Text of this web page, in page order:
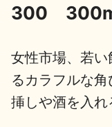
地酒川柳
300
女性市場、若
るカラフルな
挿しや酒を入れ